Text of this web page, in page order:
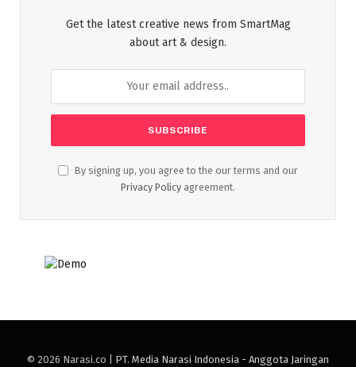
Get the latest creative news from SmartMag
about art & design.
By signing up, you agree to the our terms and our
Privacy Policy agreement.
© 2026 Narasi.co | PT. Media Narasi Indonesia - Anggota Jaringan